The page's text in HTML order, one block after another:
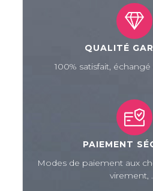
QUALITÉ
100% satisfait,
PAIEMENT
Modes de paiement aux
virement,